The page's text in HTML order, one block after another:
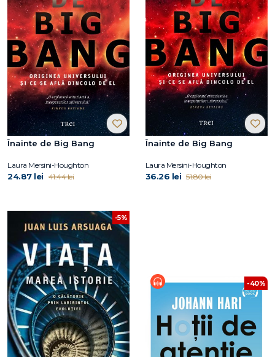
Înainte de Big Bang
Laura Mersini-Houghton
24.87 lei 41.44 lei
Înainte de Big Bang
Laura Mersini-Houghton
36.26 lei 51.80 lei
-5%
-40%